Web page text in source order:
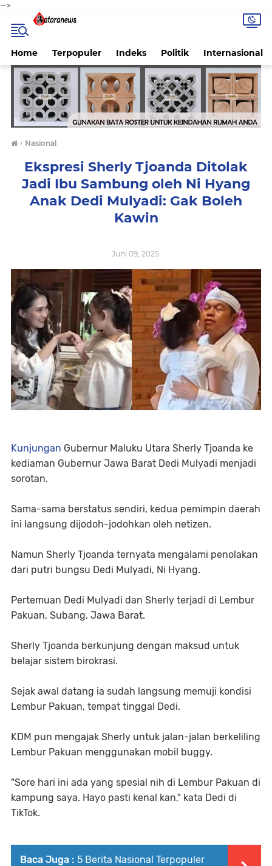
-->
Home Terpopuler Indeks Politik Internasional
› Nasional
Ekspresi Sherly Tjoanda Ditolak
Jadi Ibu Sambung oleh Ni Hyang
Anak Dedi Mulyadi: Gak Boleh
Kawin
Juni 09, 2025
Kunjungan Gubernur Maluku Utara Sherly Tjoanda ke
kediaman Gubernur Jawa Barat Dedi Mulyadi menjadi
sorotan.
Sama-sama berstatus sendiri, kedua pemimpin daerah
ini langsung dijodoh-jodohkan oleh netizen.
Namun Sherly Tjoanda ternyata mengalami penolakan
dari putri bungsu Dedi Mulyadi, Ni Hyang.
Pertemuan Dedi Mulyadi dan Sherly terjadi di Lembur
Pakuan, Subang, Jawa Barat.
Sherly Tjoanda berkunjung dengan maksud untuk
belajar sistem birokrasi.
Sejak awal datang ia sudah langsung memuji kondisi
Lembur Pakuan, tempat tinggal Dedi.
KDM pun mengajak Sherly untuk jalan-jalan berkeliling
Lembur Pakuan menggunakan mobil buggy.
"Sore hari ini ada yang spesial nih di Lembur Pakuan di
kampung saya. Hayo pasti kenal kan," kata Dedi di
TikTok.
Baca Juga : 5 Berita Nasional Terpopuler